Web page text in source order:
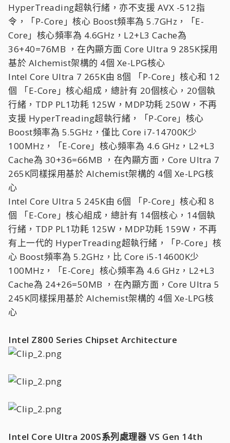
HyperTreading超執行緒，亦不支援 AVX -512指
令，「P-Core」核心 Boost頻率為 5.7GHz，「E-
Core」核心頻率為 4.6GHz，L2+L3 Cache為
36+40=76MB ，在內顯方面 Core Ultra 9 285K採用
基於 Alchemist架構的 4個 Xe-LPG核心
Intel Core Ultra 7 265K由 8個 「P-Core」核心和 12
個 「E-Core」核心組成，總計有 20個核心，20個執
行緒，TDP PL1功耗 125W，MDP功耗 250W，不再
支援 HyperTreading超執行緒，「P-Core」核心
Boost頻率為 5.5GHz，僅比 Core i7-14700K少
100MHz，「E-Core」核心頻率為 4.6 GHz，L2+L3
Cache為 30+36=66MB ，在內顯方面，Core Ultra 7
265K同樣採用基於 Alchemist架構的 4個 Xe-LPG核
心
Intel Core Ultra 5 245K由 6個 「P-Core」核心和 8
個 「E-Core」核心組成，總計有 14個核心，14個執
行緒，TDP PL1功耗 125W，MDP功耗 159W，不再
有上一代的 HyperTreading超執行緒，「P-Core」核
心 Boost頻率為 5.2GHz，比 Core i5-14600K少
100MHz，「E-Core」核心頻率為 4.6 GHz，L2+L3
Cache為 24+26=50MB ，在內顯方面，Core Ultra 5
245K同樣採用基於 Alchemist架構的 4個 Xe-LPG核
心
Intel Z800 Series Chipset Architecture
Intel Core Ultra 200S系列處理器 VS Gen 14th